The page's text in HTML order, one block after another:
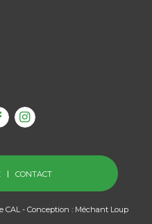
CONTACT
CAL - Conception : Méchant Loup